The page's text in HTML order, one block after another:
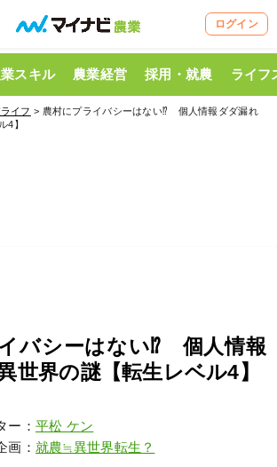
ログイン
スキル 農業経営 採用・就農 ライフ
イフ > 農村にプライバシーはない⁉ 個人情報ダダ漏れ
4】
バシーはない⁉ 個人情報
世界の謎【転生レベル4】
ー： 平松 ケン
画： 就農≒異世界転生？